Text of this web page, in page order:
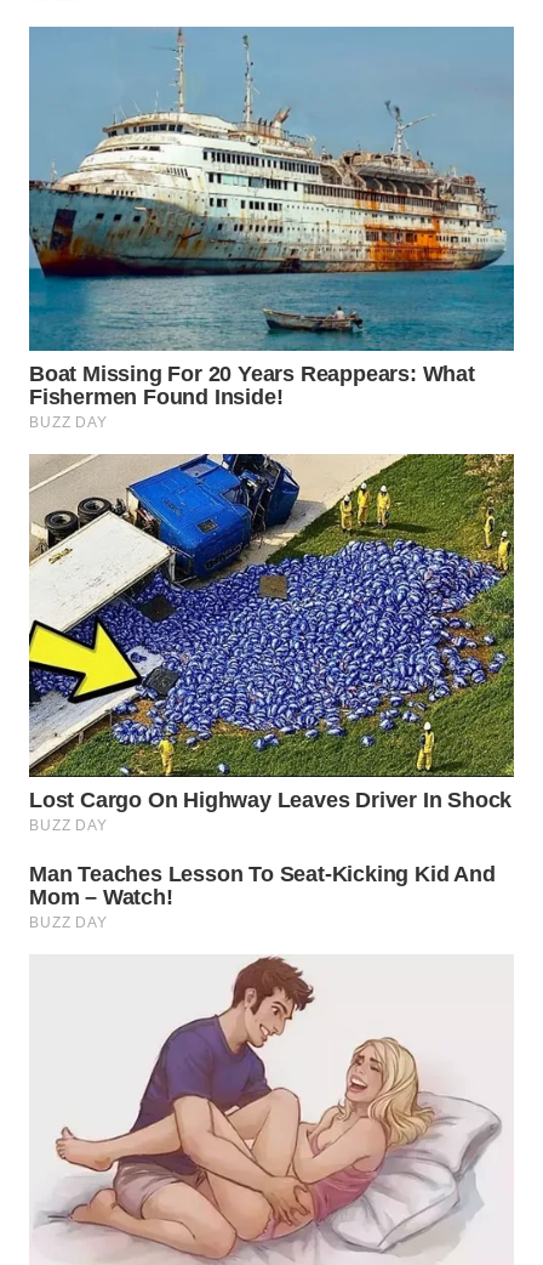
BINJAI
WN
CIREBON
WN
INDRAMAYU
WN
KUNINGAN
WN
MAJALENGKA
WN
SUBANG
WN
SUKABUMI
WN
PURWAKARTA
PRIANGAN
TIMUR
WN
BOROBUDUR
WN